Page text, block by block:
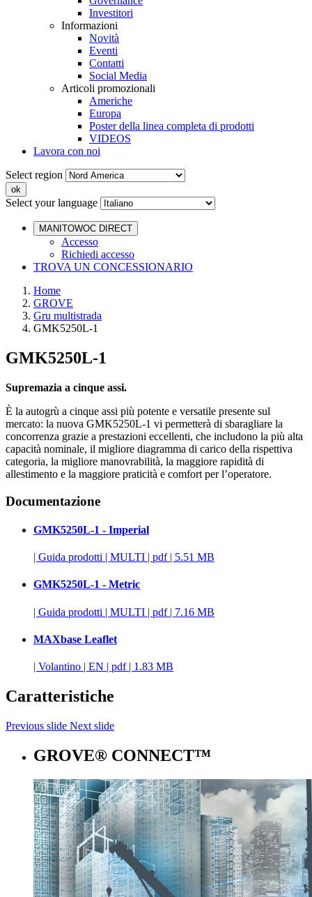
Investitori
Informazioni
Novità
Eventi
Contatti
Social Media
Articoli promozionali
Americhe
Europa
Poster della linea completa di prodotti
VIDEOS
Lavora con noi
Select region
Select your language
MANITOWOC DIRECT
Accesso
Richiedi accesso
TROVA UN CONCESSIONARIO
Home
GROVE
Gru multistrada
GMK5250L-1
GMK5250L-1
Supremazia a cinque assi.
È la autogrù a cinque assi più potente e versatile presente sul
mercato: la nuova GMK5250L-1 vi permetterà di sbaragliare la
concorrenza grazie a prestazioni eccellenti, che includono la più alta
capacità nominale, il migliore diagramma di carico della rispettiva
categoria, la migliore manovrabilità, la maggiore rapidità di
allestimento e la maggiore praticità e comfort per l’operatore.
Documentazione
GMK5250L-1 - Imperial
| Guida prodotti | MULTI | pdf | 5.51 MB
GMK5250L-1 - Metric
| Guida prodotti | MULTI | pdf | 7.16 MB
MAXbase Leaflet
| Volantino | EN | pdf | 1.83 MB
Caratteristiche
Previous slide Next slide
GROVE® CONNECT™